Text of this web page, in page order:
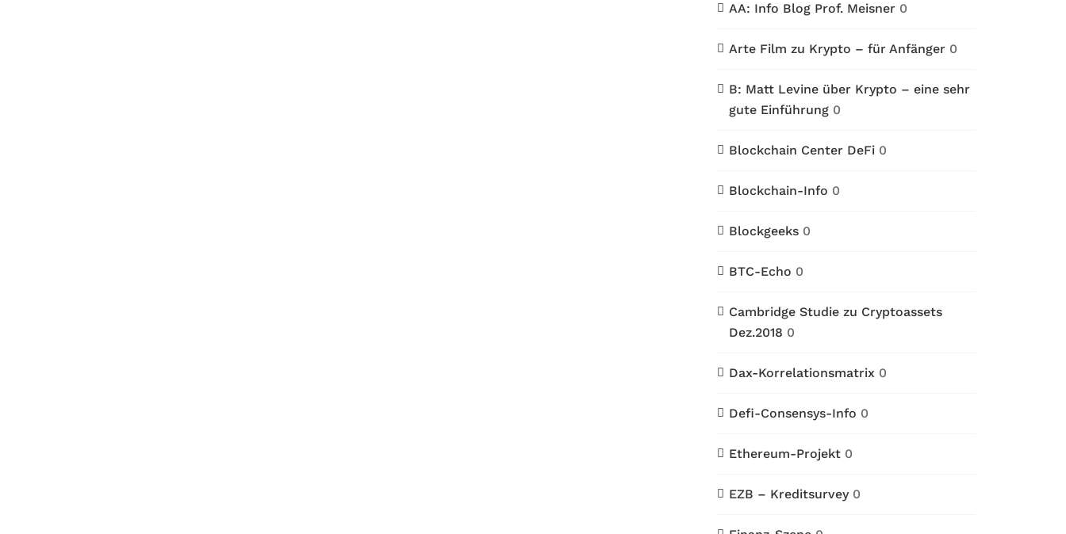
AA: Info Blog Prof. Meisner 0
Arte Film zu Krypto – für Anfänger 0
B: Matt Levine über Krypto – eine sehr
gute Einführung 0
Blockchain Center DeFi 0
Blockchain-Info 0
Blockgeeks 0
BTC-Echo 0
Cambridge Studie zu Cryptoassets
Dez.2018 0
Dax-Korrelationsmatrix 0
Defi-Consensys-Info 0
Ethereum-Projekt 0
EZB – Kreditsurvey0